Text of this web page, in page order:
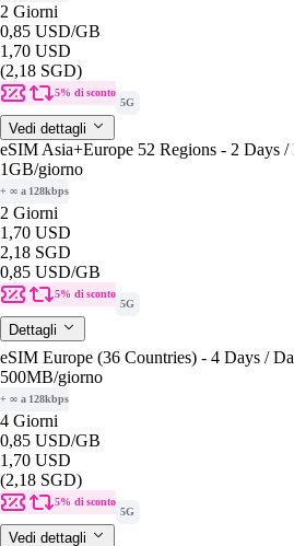
2 Giorni
0,85 USD/GB
1,70 USD
(2,18 SGD)
5% di sconto
5G
Vedi dettagli
eSIM Asia+Europe 52 Regions - 2 Days
1GB/giorno
+ ∞ a 128kbps
2 Giorni
1,70 USD
2,18 SGD
0,85 USD/GB
5% di sconto
5G
Dettagli
eSIM Europe (36 Countries) - 4 Days /
500MB/giorno
+ ∞ a 128kbps
4 Giorni
0,85 USD/GB
1,70 USD
(2,18 SGD)
5% di sconto
5G
Vedi dettagli